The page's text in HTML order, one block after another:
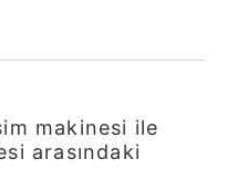
makinesi ile
arasındaki